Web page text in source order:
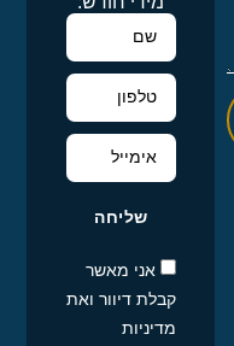
אני מאשר
קבלת דיוור ואת
מדיניות
שליחה